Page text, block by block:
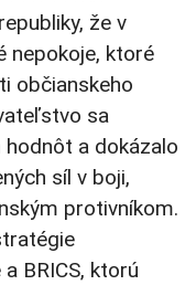
že v
nepokoje, ktoré
občianskeho
sa
a dokázalo
síl v boji,
protivníkom.
BRICS, ktorú